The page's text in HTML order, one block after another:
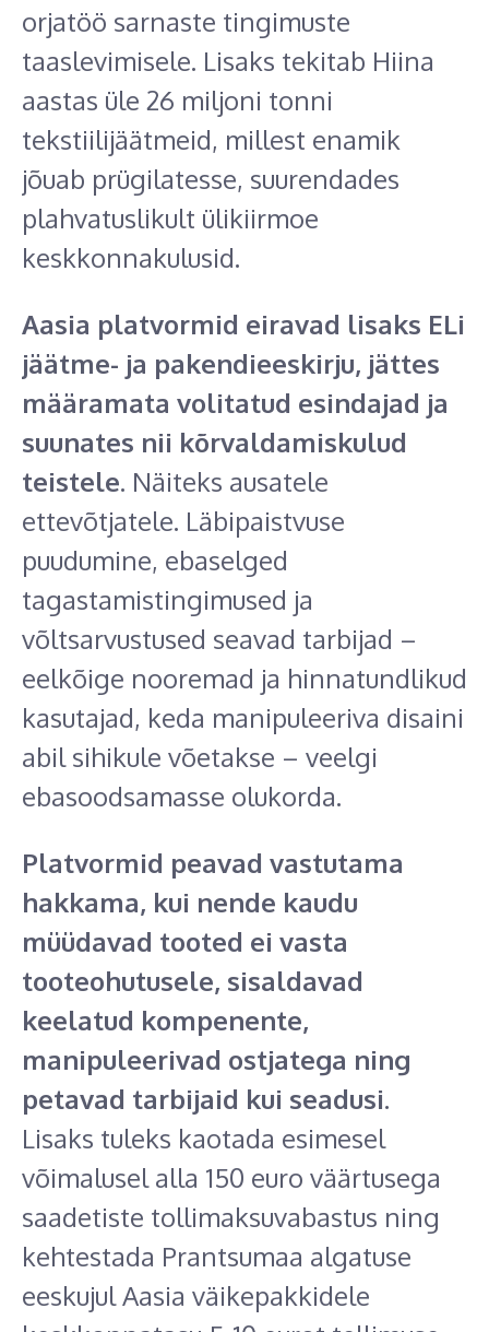
orjatöö sarnaste tingimuste
taaslevimisele. Lisaks tekitab Hiina
aastas üle 26 miljoni tonni
tekstiilijäätmeid, millest enamik
jõuab prügilatesse, suurendades
plahvatuslikult ülikiirmoe
keskkonnakulusid.
Aasia platvormid eiravad lisaks ELi
jäätme- ja pakendieeskirju, jättes
määramata volitatud esindajad ja
suunates nii kõrvaldamiskulud
teistele. Näiteks ausatele
ettevõtjatele. Läbipaistvuse
puudumine, ebaselged
tagastamistingimused ja
võltsarvustused seavad tarbijad –
eelkõige nooremad ja hinnatundlikud
kasutajad, keda manipuleeriva disaini
abil sihikule võetakse – veelgi
ebasoodsamasse olukorda.
Platvormid peavad vastutama
hakkama, kui nende kaudu
müüdavad tooted ei vasta
tooteohutusele, sisaldavad
keelatud kompenente,
manipuleerivad ostjatega ning
petavad tarbijaid kui seadusi.
Lisaks tuleks kaotada esimesel
võimalusel alla 150 euro väärtusega
saadetiste tollimaksuvabastus ning
kehtestada Prantsumaa algatuse
eeskujul Aasia väikepakkidele